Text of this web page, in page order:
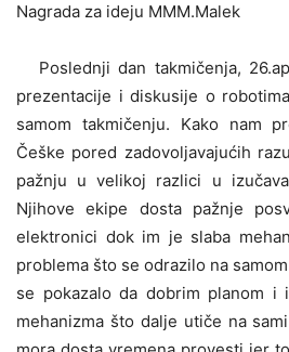
Nagrada za ideju MMM.Malek
Poslednji dan takmičenja,
prezentacije i diskusije o
samom takmičenju. Kako nam
Češke pored zadovoljavajućih
pažnju u velikoj razlici u
Njihove ekipe dosta pažnje
elektronici dok im je slaba
problema što se odrazilo na
se pokazalo da dobrim planom i
mehanizma što dalje utiče na